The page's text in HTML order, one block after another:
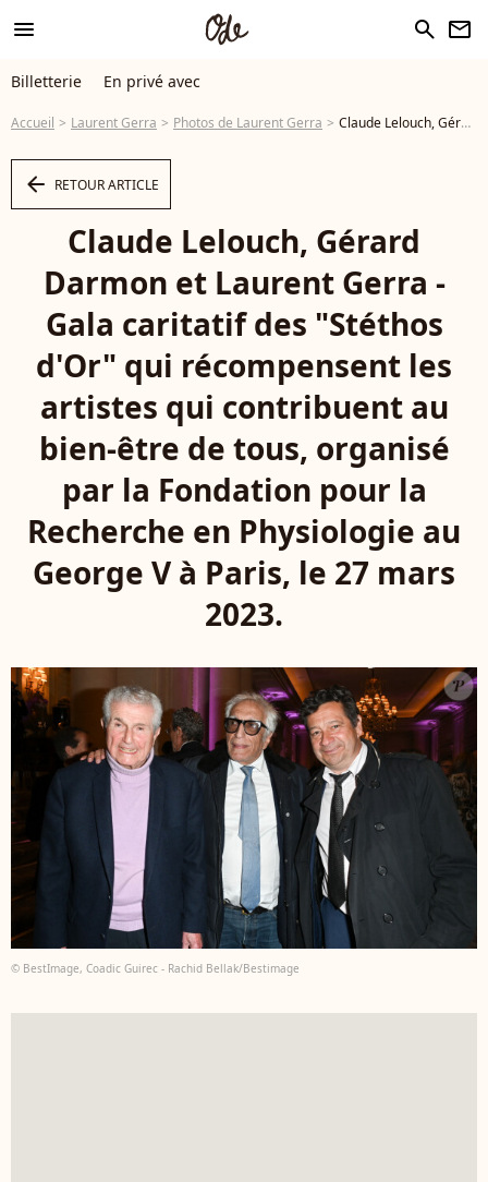
menu search newsletter
Billetterie En privé avec
Accueil Laurent Gerra Photos de Laurent Gerra Claude Lelouch, Gérard Darmon et Laurent Gerra - Gala caritatif des "Stéthos d'Or" qui récompensent les artistes qui contribuent au bien-être de tous, organisé par la Fondation pour la Recherche en Physiologie au George V à Paris, le 27 mars 2023. © Coadic Guirec-Rachid Bellak/Bestimage - Photo
arrow_left RETOUR ARTICLE
Claude Lelouch, Gérard
Darmon et Laurent Gerra -
Gala caritatif des "Stéthos
d'Or" qui récompensent les
artistes qui contribuent au
bien-être de tous, organisé
par la Fondation pour la
Recherche en Physiologie au
George V à Paris, le 27 mars
2023.
© BestImage, Coadic Guirec - Rachid Bellak/Bestimage